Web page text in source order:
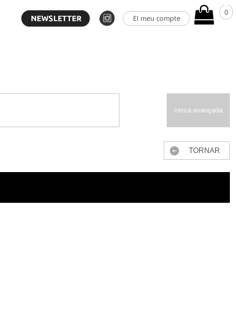
El meu compte
0
cerca avançada
TORNAR